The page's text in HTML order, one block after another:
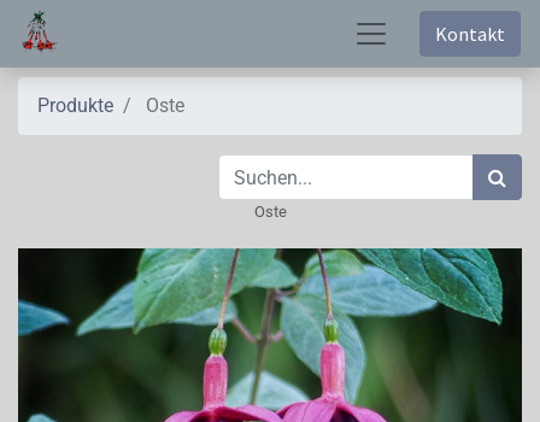
Kontakt
Produkte Oste
Oste